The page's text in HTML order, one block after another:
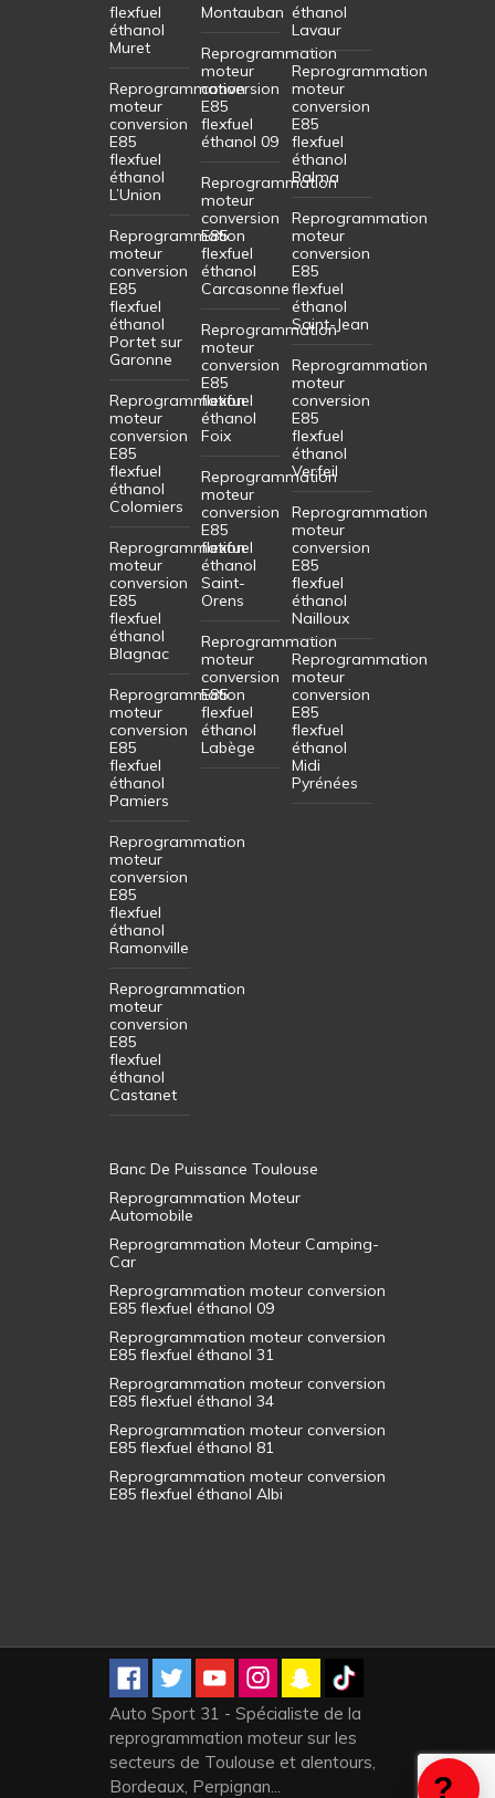
flexfuel
éthanol
Muret
Reprogrammation
moteur
conversion
E85
flexfuel
éthanol
L’Union
Reprogrammation
moteur
conversion
E85
flexfuel
éthanol
Portet sur
Garonne
Reprogrammation
moteur
conversion
E85
flexfuel
éthanol
Colomiers
Reprogrammation
moteur
conversion
E85
flexfuel
éthanol
Blagnac
Reprogrammation
moteur
conversion
E85
flexfuel
éthanol
Pamiers
Reprogrammation
moteur
conversion
E85
flexfuel
éthanol
Ramonville
Reprogrammation
moteur
conversion
E85
flexfuel
éthanol
Castanet
Montauban
Reprogrammation
moteur
conversion
E85
flexfuel
éthanol 09
Reprogrammation
moteur
conversion
E85
flexfuel
éthanol
Carcasonne
Reprogrammation
moteur
conversion
E85
flexfuel
éthanol
Foix
Reprogrammation
moteur
conversion
E85
flexfuel
éthanol
Saint-
Orens
Reprogrammation
moteur
conversion
E85
flexfuel
éthanol
Labège
éthanol
Lavaur
Reprogrammation
moteur
conversion
E85
flexfuel
éthanol
Balma
Reprogrammation
moteur
conversion
E85
flexfuel
éthanol
Saint-Jean
Reprogrammation
moteur
conversion
E85
flexfuel
éthanol
Verfeil
Reprogrammation
moteur
conversion
E85
flexfuel
éthanol
Nailloux
Reprogrammation
moteur
conversion
E85
flexfuel
éthanol
Midi
Pyrénées
Banc De Puissance Toulouse
Reprogrammation Moteur
Automobile
Reprogrammation Moteur Camping-
Car
Reprogrammation moteur conversion
E85 flexfuel éthanol 09
Reprogrammation moteur conversion
E85 flexfuel éthanol 31
Reprogrammation moteur conversion
E85 flexfuel éthanol 34
Reprogrammation moteur conversion
E85 flexfuel éthanol 81
Reprogrammation moteur conversion
E85 flexfuel éthanol Albi
Auto Sport 31 - Spécialiste de la
reprogrammation moteur sur les
secteurs de Toulouse et alentours,
Bordeaux, Perpignan...